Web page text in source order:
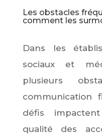
Les obstacles
comment les
Dans les
sociaux et
plusieurs
communication
défis
qualité des